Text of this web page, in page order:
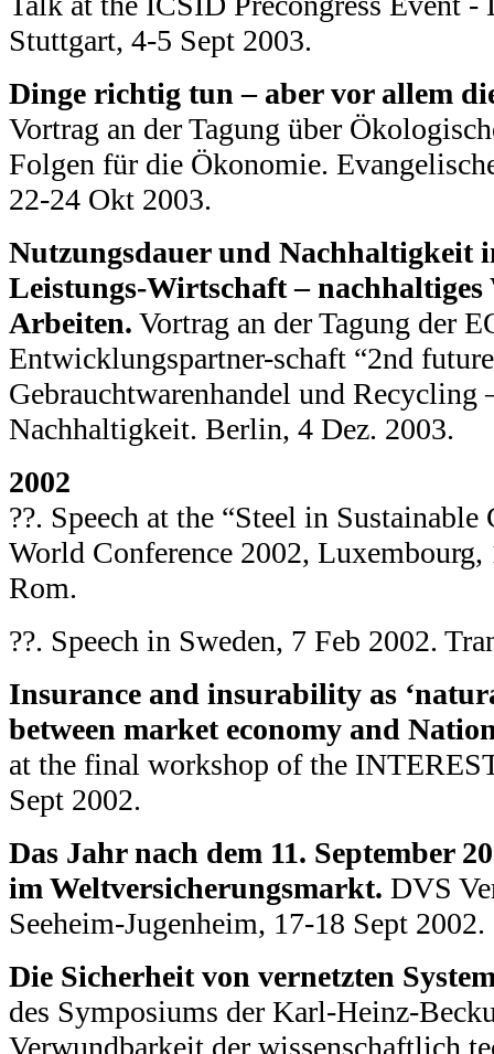
Stuttgart, 4-5 Sept 2003.
Dinge richtig tun – aber vor allem
Vortrag an der Tagung über
Folgen für die Ökonomie.
22-24 Okt 2003.
Nutzungsdauer und Nachhaltigkeit
Leistungs-Wirtschaft –
Arbeiten. Vortrag an der Tagung der
Entwicklungspartner-schaft “2nd
Gebrauchtwarenhandel und Recycling
Nachhaltigkeit. Berlin, 4 Dez. 2003.
2002
??. Speech at the “Steel in
World Conference 2002,
Rom.
??. Speech in Sweden, 7 Feb 2002.
Insurance and insurability as
between market economy and
at the final workshop of the
Sept 2002.
Das Jahr nach dem 11. September
im Weltversicherungsmarkt. DVS
Seeheim-Jugenheim, 17-18 Sept 2002.
Die Sicherheit von vernetzten
des Symposiums der Karl-Heinz-
Verwundbarkeit der wissenschaftlich